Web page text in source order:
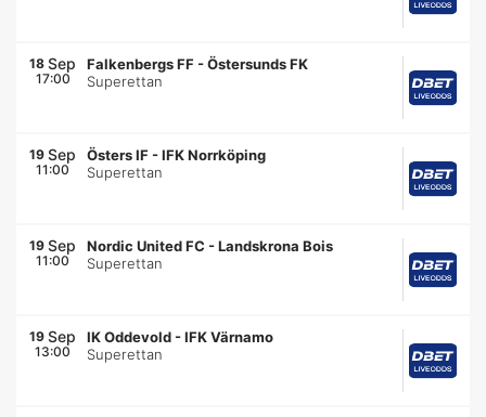
18 Sep
17:00
Falkenbergs FF -Östersunds FK
Superettan
19 Sep
11:00
Östers IF -IFK Norrköping
Superettan
19 Sep
11:00
Nordic United FC -Landskrona Bois
Superettan
19 Sep
13:00
IK Oddevold -IFK Värnamo
Superettan